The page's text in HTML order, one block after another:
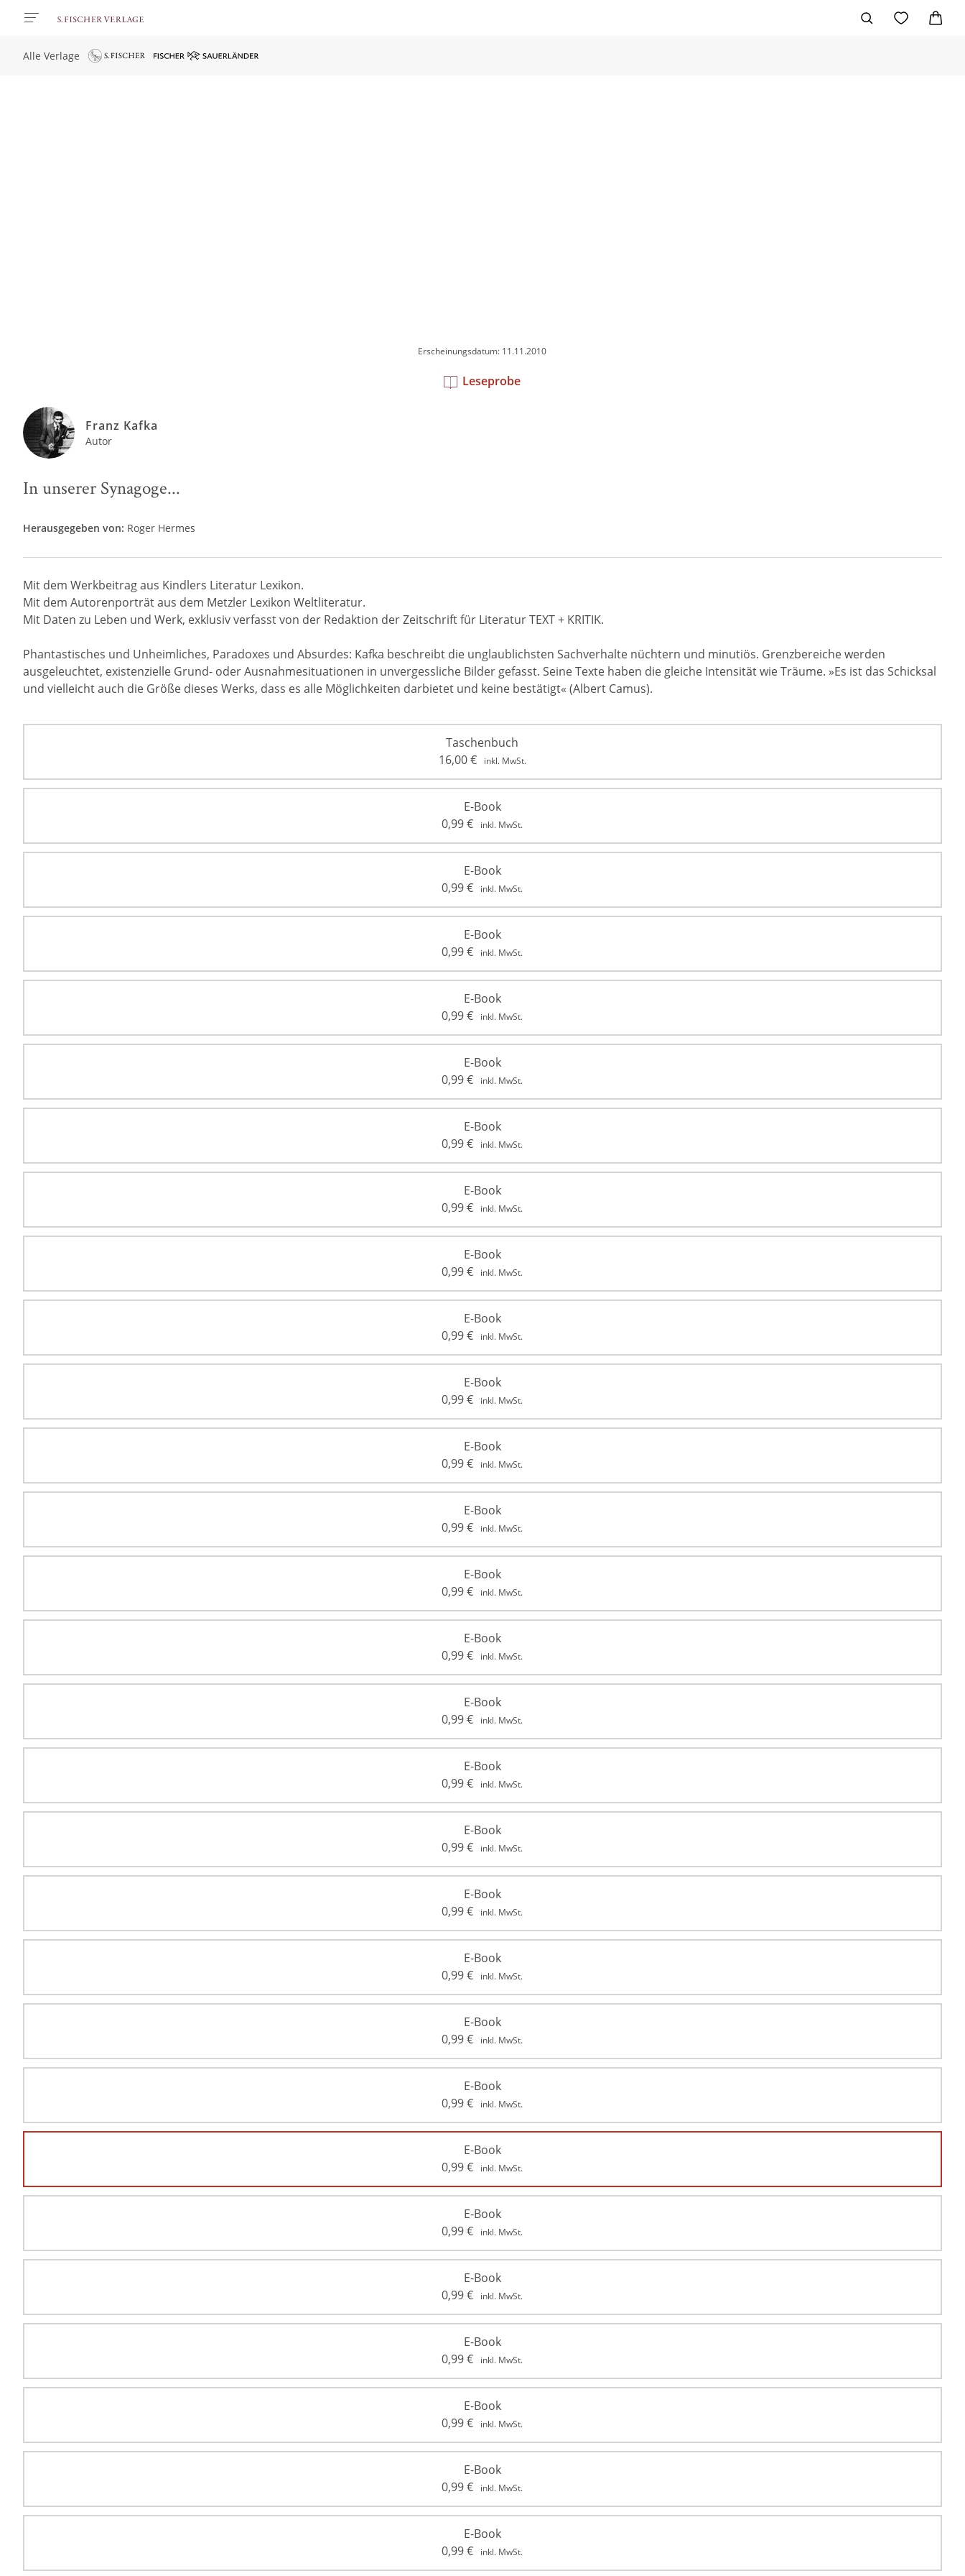
Alle Verlage
Erscheinungsdatum: 11.11.2010
Leseprobe
Franz Kafka
Autor
In unserer Synagoge...
Herausgegeben von: Roger Hermes
Mit dem Werkbeitrag aus Kindlers Literatur Lexikon.
Mit dem Autorenporträt aus dem Metzler Lexikon Weltliteratur.
Mit Daten zu Leben und Werk, exklusiv verfasst von der Redaktion der Zeitschrift für Literatur TEXT + KRITIK.
Phantastisches und Unheimliches, Paradoxes und Absurdes: Kafka beschreibt die unglaublichsten Sachverhalte nüchtern und minutiös. Grenzbereiche werden
ausgeleuchtet, existenzielle Grund- oder Ausnahmesituationen in unvergessliche Bilder gefasst. Seine Texte haben die gleiche Intensität wie Träume. »Es ist das Schicksal
und vielleicht auch die Größe dieses Werks, dass es alle Möglichkeiten darbietet und keine bestätigt« (Albert Camus).
Taschenbuch
16,00€ inkl. MwSt.
E-Book
0,99€ inkl. MwSt.
E-Book
0,99€ inkl. MwSt.
E-Book
0,99€ inkl. MwSt.
E-Book
0,99€ inkl. MwSt.
E-Book
0,99€ inkl. MwSt.
E-Book
0,99€ inkl. MwSt.
E-Book
0,99€ inkl. MwSt.
E-Book
0,99€ inkl. MwSt.
E-Book
0,99€ inkl. MwSt.
E-Book
0,99€ inkl. MwSt.
E-Book
0,99€ inkl. MwSt.
E-Book
0,99€ inkl. MwSt.
E-Book
0,99€ inkl. MwSt.
E-Book
0,99€ inkl. MwSt.
E-Book
0,99€ inkl. MwSt.
E-Book
0,99€ inkl. MwSt.
E-Book
0,99€ inkl. MwSt.
E-Book
0,99€ inkl. MwSt.
E-Book
0,99€ inkl. MwSt.
E-Book
0,99€ inkl. MwSt.
E-Book
0,99€ inkl. MwSt.
E-Book
0,99€ inkl. MwSt.
E-Book
0,99€ inkl. MwSt.
E-Book
0,99€ inkl. MwSt.
E-Book
0,99€ inkl. MwSt.
E-Book
0,99€ inkl. MwSt.
E-Book
0,99€ inkl. MwSt.
E-Book
0,99€ inkl. MwSt.